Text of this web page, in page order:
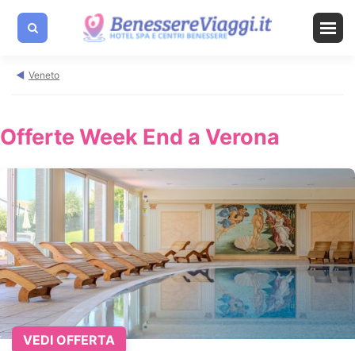
Veneto
Offerte Week End a Verona
VEDI OFFERTA